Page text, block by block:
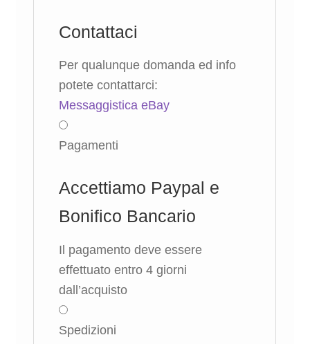
Contattaci
Per qualunque domanda ed info
potete contattarci:
Messaggistica eBay
Pagamenti
Accettiamo Paypal e
Bonifico Bancario
Il pagamento deve essere
effettuato entro 4 giorni
dall’acquisto
Spedizioni